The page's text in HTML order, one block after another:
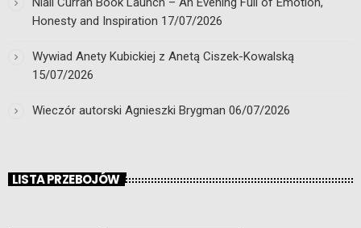
Honesty and Inspiration 17/07/2026
Wywiad Anety Kubickiej z Anetą Ciszek-Kowalską
15/07/2026
Wieczór autorski Agnieszki Brygman 06/07/2026
LISTA PRZEBOJÓW